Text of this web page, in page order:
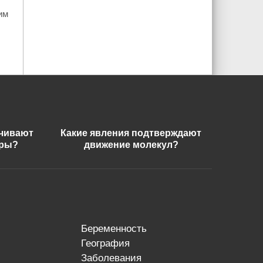
Какие явления подтверждают
движение молекул?
беременность
география
заболевания